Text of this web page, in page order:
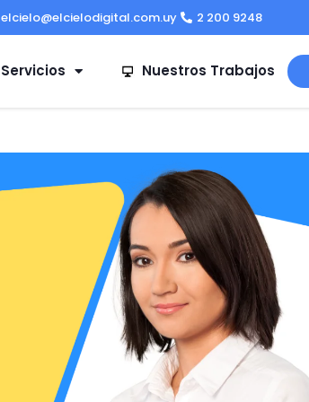
elcielo@elcielodigital.com.uy 2 200 9248
Servicios Nuestros Trabajos